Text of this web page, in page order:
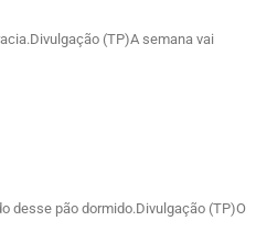
(TP)A semana vai
desse pão dormido.Divulgação (TP)O